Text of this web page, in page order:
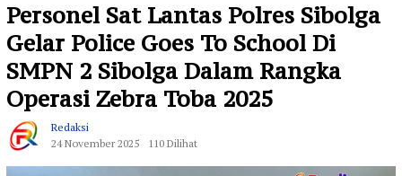
Personel Sat Lantas Polres Sibolga
Gelar Police Goes To School Di
SMPN 2 Sibolga Dalam Rangka
Operasi Zebra Toba 2025
Redaksi
24 November 2025
110 Dilihat